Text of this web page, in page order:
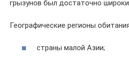
грызунов был достаточно
Географические регионы
страны малой Азии;